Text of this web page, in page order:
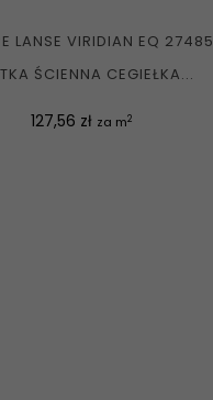
LANSE VIRIDIAN EQ 27485
ŚCIENNA CEGIEŁKA...
Cena
127,56 zł za m2